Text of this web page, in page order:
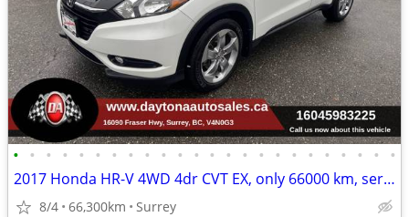
• • • • • • • • • • • • • • • • • • • • • • • •
2017 Honda HR-V 4WD 4dr CVT EX, only 66000 km, service history,
8/4 66,300km Surrey